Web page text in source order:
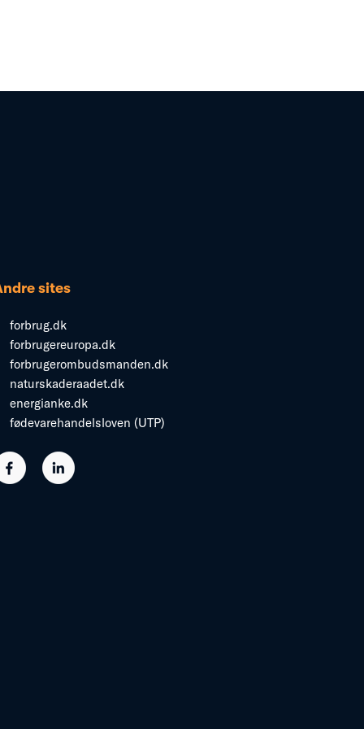
sites
forbrug.dk
forbrugereuropa.dk
forbrugerombudsmanden.dk
naturskaderaadet.dk
energianke.dk
fødevarehandelsloven (UTP)